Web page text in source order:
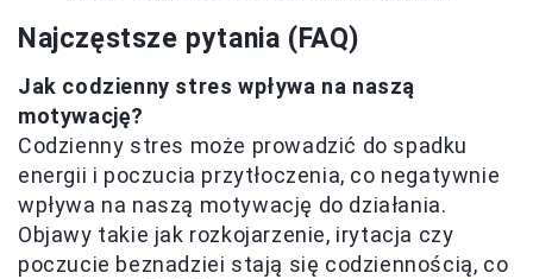
Najczęstsze pytania (FAQ)
Jak codzienny stres wpływa na naszą
motywację?
Codzienny stres może prowadzić do spadku
energii i poczucia przytłoczenia, co negatywnie
wpływa na naszą motywację do działania.
Objawy takie jak rozkojarzenie, irytacja czy
poczucie beznadziei stają się codziennością, co